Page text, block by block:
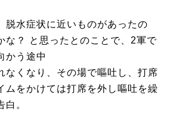
脱水症状に近いものがあったの
な？ と思ったとのことで、2軍で
かう途中
なくなり、その場で嘔吐し、打席
ムをかけては打席を外し嘔吐を繰
白。